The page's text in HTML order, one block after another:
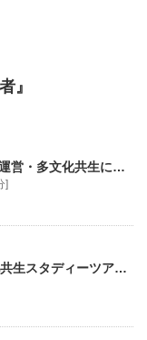
』
長期インターン生募集！NPO運営・多文化共生に興味ある方！
]
【11月7、8日開催】～多文化共生スタディーツアー in山中湖〜